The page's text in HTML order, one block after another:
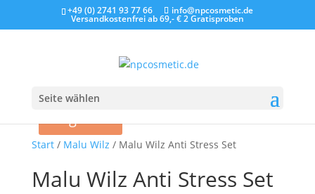
+49 (0) 2741 93 77 66 info@npcosmetic.de
Versandkostenfrei ab 69,- €2 Gratisproben
Seite wählen
Start/ Malu Wilz / Malu Wilz Anti Stress Set
Malu Wilz Anti Stress Set